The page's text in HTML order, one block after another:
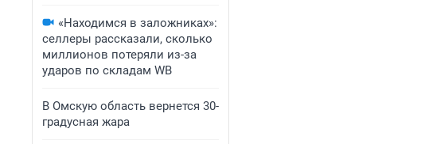
«Находимся в заложниках»:
селлеры рассказали, сколько
миллионов потеряли из-за
ударов по складам WB
В Омскую область вернется 30-
градусная жара